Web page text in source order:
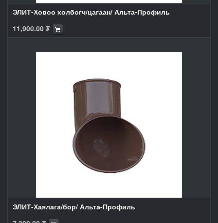
ЭЛИТ-Ховоо холбогч/цагаан/ Альта-Профиль
11,900.00 ₮
ЭЛИТ-Хаялага/бор/ Альта-Профиль